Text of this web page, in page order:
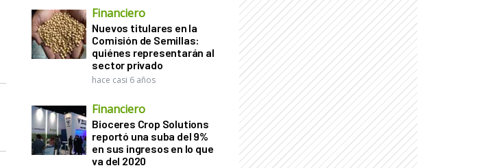
Financiero
Nuevos titulares en la
Comisión de Semillas:
quiénes representarán al
sector privado
hace casi 6 años
Financiero
Bioceres Crop Solutions
reportó una suba del 9%
en sus ingresos en lo que
va del 2020